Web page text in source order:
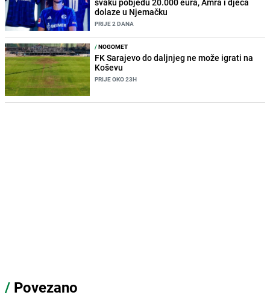
dolaze u Njemačku
PRIJE 2 DANA
/NOGOMET
FK Sarajevo do daljnjeg ne može igrati na
Koševu
PRIJE OKO 23H
/ Povezano